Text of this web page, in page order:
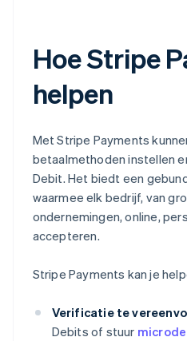
Hoe Stripe
helpen
Met Stripe Payments
betaalmethoden instellen
Debit. Het biedt een
waarmee elk bedrijf, van
ondernemingen, online,
accepteren.
Stripe Payments kan je
Verificatie te
Debits of stuur